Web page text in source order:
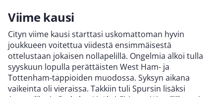
Viime kausi
Cityn viime kausi starttasi uskomattoman hyvin
joukkueen voitettua viidestä ensimmäisestä
ottelustaan jokaisen nollapelillä. Ongelmia alkoi tulla
syyskuun lopulla perättäisten West Ham- ja
Tottenham-tappioiden muodossa. Syksyn aikana
vaikeinta oli vieraissa. Takkiin tuli Spursin lisäksi